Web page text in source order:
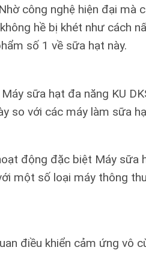
công nghệ hiện đại mà
hề bị khét như cách
số 1 về sữa hạt này.
sữa hạt đa năng KU
so với các máy làm sữa
động đặc biệt Máy sữa
một số loại máy thông
điều khiển cảm ứng vô